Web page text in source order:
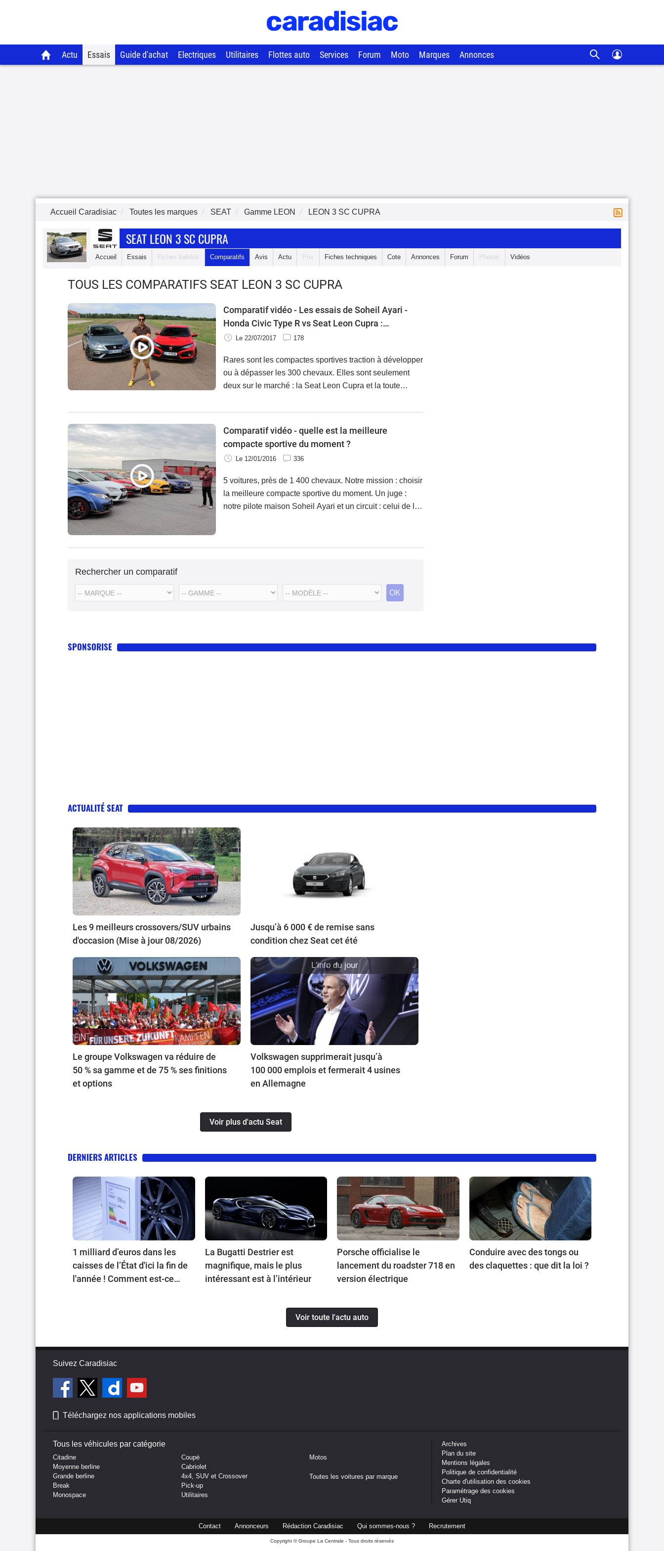
Actu Essais Guide d'achat Electriques Utilitaires Flottes auto Services Forum Moto Marques Annonces
Accueil Caradisiac Toutes les marques SEAT Gamme LEON LEON 3 SC CUPRA
SEAT LEON 3 SC CUPRA
Accueil Essais Fiches fiabilité Comparatifs Avis Actu Prix Fiches techniques Cote Annonces Forum Photos Vidéos
TOUS LES COMPARATIFS SEAT LEON 3 SC CUPRA
Comparatif vidéo - Les essais de Soheil Ayari -
Honda Civic Type R vs Seat Leon Cupra :
différence de style
Le 22/07/2017 178
Rares sont les compactes sportives traction à développer
ou à dépasser les 300 chevaux. Elles sont seulement
deux sur le marché : la Seat Leon Cupra et la toute
même si ces deux rivales offrent des visages bien
Comparatif vidéo - quelle est la meilleure
compacte sportive du moment ?
Le 12/01/2016 336
5 voitures, près de 1 400 chevaux. Notre mission : choisir
la meilleure compacte sportive du moment. Un juge :
notre pilote maison Soheil Ayari et un circuit : celui de la
Rechercher un comparatif
OK
SPONSORISE
ACTUALITÉ SEAT
Les 9 meilleurs crossovers/SUV urbains
d'occasion (Mise à jour 08/2026)
Jusqu’à 6 000 € de remise sans
condition chez Seat cet été
Le groupe Volkswagen va réduire de
50 % sa gamme et de 75 % ses finitions
et options
L'info du jour
Volkswagen supprimerait jusqu’à
100 000 emplois et fermerait 4 usines
en Allemagne
Voir plus d'actu Seat
DERNIERS ARTICLES
1 milliard d’euros dans les
caisses de l’État d'ici la fin de
l'année ! Comment est-ce
La Bugatti Destrier est
magnifique, mais le plus
intéressant est à l’intérieur
Porsche officialise le
lancement du roadster 718 en
version électrique
Conduire avec des tongs ou
des claquettes : que dit la loi ?
Voir toute l'actu auto
Suivez Caradisiac
Téléchargez nos applications mobiles
Tous les véhicules par catégorie
Citadine
Moyenne berline
Grande berline
Break
Monospace
Coupé
Cabriolet
4x4, SUV et Crossover
Pick-up
Utilitaires
Motos
Toutes les voitures par marque
Archives
Plan du site
Mentions légales
Politique de confidentialité
Charte d'utilisation des cookies
Paramétrage des cookies
Gérer Utiq
Contact Annonceurs Rédaction Caradisiac Qui sommes-nous ? Recrutement
Copyright © Groupe La Centrale - Tous droits réservés